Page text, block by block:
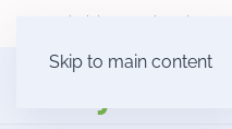
Skip to main content